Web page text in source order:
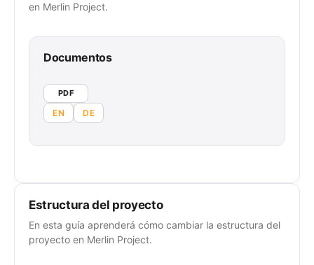
en Merlin Project.
Documentos
PDF
EN DE
Estructura del proyecto
En esta guía aprenderá cómo cambiar la estructura del
proyecto en Merlin Project.